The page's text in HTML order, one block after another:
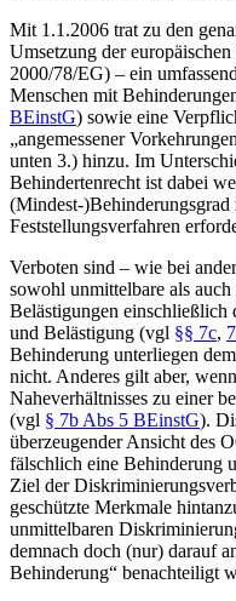
Mit 1.1.2006 trat zu den
Umsetzung der
2000/78/EG) – ein
Menschen mit
BEinstG) sowie eine
„angemessener
unten 3.) hinzu. Im
Behindertenrecht ist dabei
(Mindest-
Feststellungsverfahren
Verboten sind – wie bei
sowohl unmittelbare als
Belästigungen
und Belästigung (vgl §§ 7c,
Behinderung unterliegen
nicht. Anderes gilt aber,
Naheverhältnisses zu einer
(vgl § 7b Abs 5 BEinstG).
überzeugender Ansicht des
fälschlich eine Behinderung
Ziel der
geschützte Merkmale
unmittelbaren
demnach doch (nur) darauf
Behinderung“ benachteiligt